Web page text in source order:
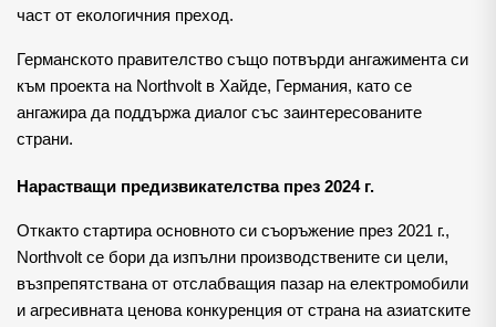
част от екологичния преход.
Германското правителство също потвърди ангажимента си
към проекта на Northvolt в Хайде, Германия, като се
ангажира да поддържа диалог със заинтересованите
страни.
Нарастващи предизвикателства през 2024 г.
Откакто стартира основното си съоръжение през 2021 г.,
Northvolt се бори да изпълни производствените си цели,
възпрепятствана от отслабващия пазар на електромобили
и агресивната ценова конкуренция от страна на азиатските